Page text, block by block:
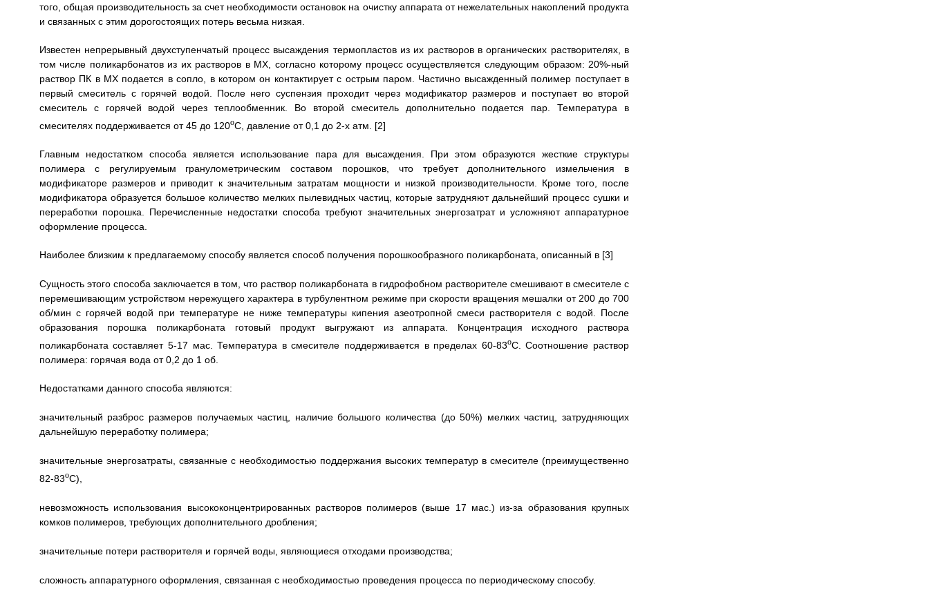
того, общая производительность за счет необходимости остановок на очистку аппарата от нежелательных накоплений продукта
и связанных с этим дорогостоящих потерь весьма низкая.
Известен непрерывный двухступенчатый процесс высаждения термопластов из их растворов в органических растворителях, в
том числе поликарбонатов из их растворов в МХ, согласно которому процесс осуществляется следующим образом: 20%-ный
раствор ПК в МХ подается в сопло, в котором он контактирует с острым паром. Частично высажденный полимер поступает в
первый смеситель с горячей водой. После него суспензия проходит через модификатор размеров и поступает во второй
смеситель с горячей водой через теплообменник. Во второй смеситель дополнительно подается пар. Температура в
смесителях поддерживается от 45 до 120оС, давление от 0,1 до 2-х атм. [2]
Главным недостатком способа является использование пара для высаждения. При этом образуются жесткие структуры
полимера с регулируемым гранулометрическим составом порошков, что требует дополнительного измельчения в
модификаторе размеров и приводит к значительным затратам мощности и низкой производительности. Кроме того, после
модификатора образуется большое количество мелких пылевидных частиц, которые затрудняют дальнейший процесс сушки и
переработки порошка. Перечисленные недостатки способа требуют значительных энергозатрат и усложняют аппаратурное
оформление процесса.
Наиболее близким к предлагаемому способу является способ получения порошкообразного поликарбоната, описанный в [3]
Сущность этого способа заключается в том, что раствор поликарбоната в гидрофобном растворителе смешивают в смесителе с
перемешивающим устройством нережущего характера в турбулентном режиме при скорости вращения мешалки от 200 до 700
об/мин с горячей водой при температуре не ниже температуры кипения азеотропной смеси растворителя с водой. После
образования порошка поликарбоната готовый продукт выгружают из аппарата. Концентрация исходного раствора
поликарбоната составляет 5-17 мас. Температура в смесителе поддерживается в пределах 60-83оС. Соотношение раствор
полимера: горячая вода от 0,2 до 1 об.
Недостатками данного способа являются:
значительный разброс размеров получаемых частиц, наличие большого количества (до 50%) мелких частиц, затрудняющих
дальнейшую переработку полимера;
значительные энергозатраты, связанные с необходимостью поддержания высоких температур в смесителе (преимущественно
82-83оС),
невозможность использования высококонцентрированных растворов полимеров (выше 17 мас.) из-за образования крупных
комков полимеров, требующих дополнительного дробления;
значительные потери растворителя и горячей воды, являющиеся отходами производства;
сложность аппаратурного оформления, связанная с необходимостью проведения процесса по периодическому способу.